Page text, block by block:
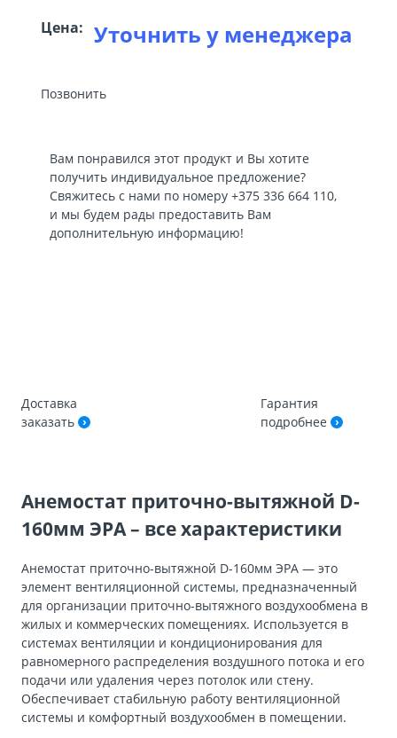
Цена: Уточнить у менеджера
Позвонить
Вам понравился этот продукт и Вы хотите
получить индивидуальное предложение?
Свяжитесь с нами по номеру +375 336 664 110,
и мы будем рады предоставить Вам
дополнительную информацию!
Доставка
заказать
Гарантия
подробнее
Анемостат приточно-вытяжной D-
160мм ЭРА – все характеристики
Анемостат приточно-вытяжной D-160мм ЭРА — это
элемент вентиляционной системы, предназначенный
для организации приточно-вытяжного воздухообмена в
жилых и коммерческих помещениях. Используется в
системах вентиляции и кондиционирования для
равномерного распределения воздушного потока и его
подачи или удаления через потолок или стену.
Обеспечивает стабильную работу вентиляционной
системы и комфортный воздухообмен в помещении.